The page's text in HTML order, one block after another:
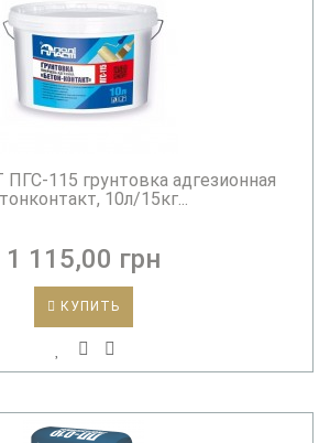
115 грунтовка адгезионная
10л/15кг...
1 115,00 грн
КУПИТЬ